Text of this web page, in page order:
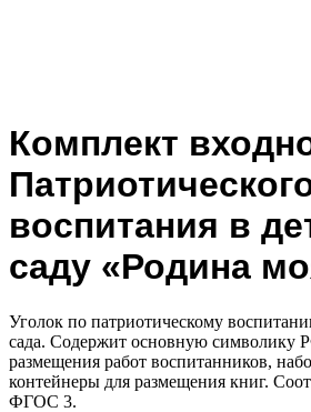
Комплект
воспитания в
саду «Родина
Уголок по патриотическому
сада. Содержит основную символику
размещения работ воспитанников,
контейнеры для размещения книг.
ФГОС 3.